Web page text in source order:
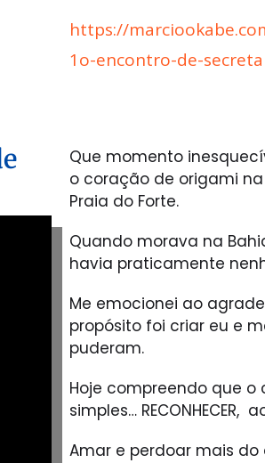
https://
1o-encontro-de-
Que momento
o coração de origami
Praia do Forte.
Quando morava na
havia praticamente
Me emocionei ao
propósito foi criar eu e
puderam.
Hoje compreendo que
simples…
Amar e perdoar mais